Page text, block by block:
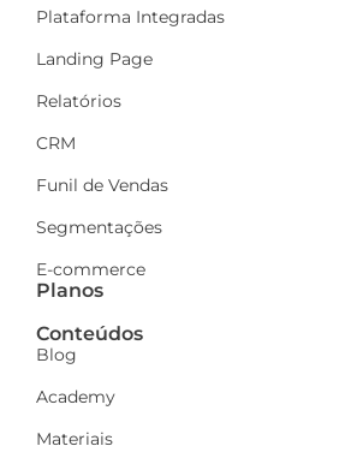
Plataforma Integradas
Landing Page
Relatórios
CRM
Funil de Vendas
Segmentações
E-commerce
Planos
Conteúdos
Blog
Academy
Materiais